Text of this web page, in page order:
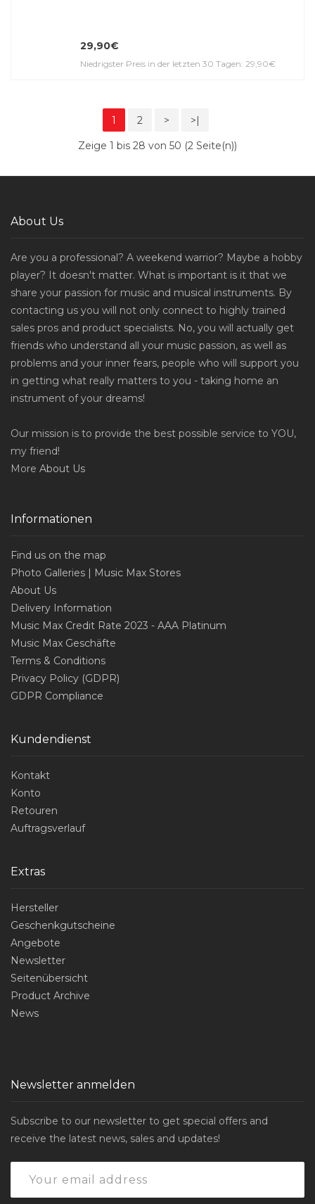
29,90€
Niedrigster Preis in der letzten 30 Tagen: 29,90€
1 2 > >|
Zeige 1 bis 28 von 50 (2 Seite(n))
About Us
Are you a professional? A weekend warrior? Maybe a hobby
player? It doesn't matter. What is important is it that we
share your passion for music and musical instruments. By
contacting us you will not only connect to highly trained
sales pros and product specialists. No, you will actually get
friends who understand all your music passion, as well as
problems and your inner fears, people who will support you
in getting what really matters to you - taking home an
instrument of your dreams!
Our mission is to provide the best possible service to YOU,
my friend!
More About Us
Informationen
Find us on the map
Photo Galleries | Music Max Stores
About Us
Delivery Information
Music Max Credit Rate 2023 - AAA Platinum
Music Max Geschäfte
Terms & Conditions
Privacy Policy (GDPR)
GDPR Compliance
Kundendienst
Kontakt
Konto
Retouren
Auftragsverlauf
Extras
Hersteller
Geschenkgutscheine
Angebote
Newsletter
Seitenübersicht
Product Archive
News
Newsletter anmelden
Subscribe to our newsletter to get special offers and
receive the latest news, sales and updates!